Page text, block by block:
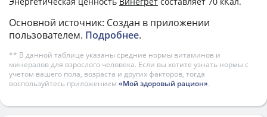
Основной источник: Создан в приложении
пользователем. Подробнее.
** В данной таблице указаны средние нормы витаминов и
минералов для взрослого человека. Если вы хотите узнать нормы с
учетом вашего пола, возраста и других факторов, тогда
воспользуйтесь приложением «Мой здоровый рацион».